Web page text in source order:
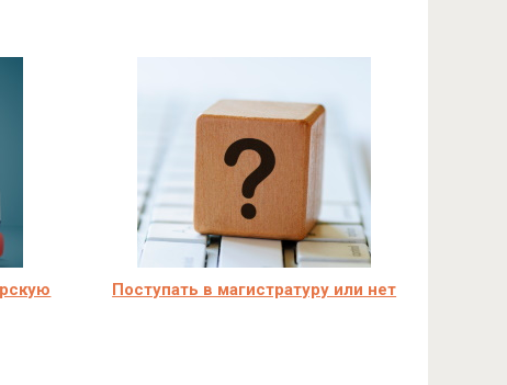
Поступать в магистратуру или нет